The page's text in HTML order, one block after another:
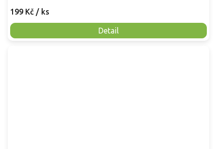
199 Kč / ks
Detail